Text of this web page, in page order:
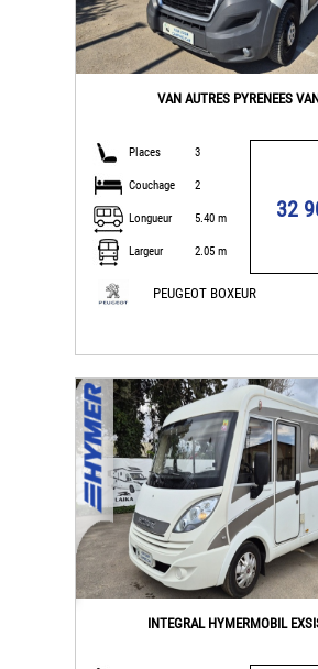
VAN AUTRES PYRENEES
Places 3
Couchage 2
Longueur 5.40 m
Largeur 2.05 m
32
PEUGEOT BOXEUR
INTEGRAL HYMERMOBIL